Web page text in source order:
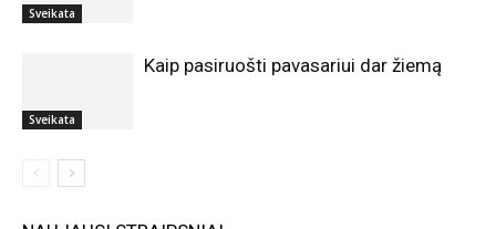
Sveikata
Sveikata
Kaip pasiruošti pavasariui dar žiemą